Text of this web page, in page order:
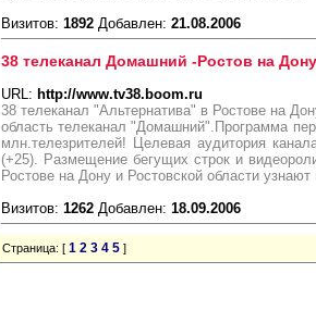
Визитов: 1892 Добавлен: 21.08.2006
38 телеканал Домашний -Ростов на
URL: http://www.tv38.boom.ru
38 телеканал "Альтернатива" в Ростове на
область телеканал "Домашний".Программа
млн.телезрителей! Целевая аудитория
(+25). Размещение бегущих строк и
Ростове на Дону и Ростовской области узнают
Визитов: 1262 Добавлен: 18.09.2006
Страница: [ 1 2 3 4 5 ]